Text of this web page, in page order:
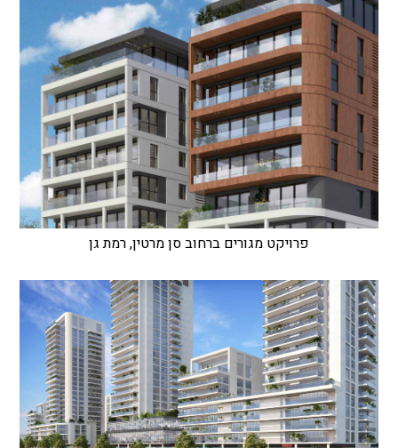
פרויקט מגורים ברחוב סן מרטין, רמת גן